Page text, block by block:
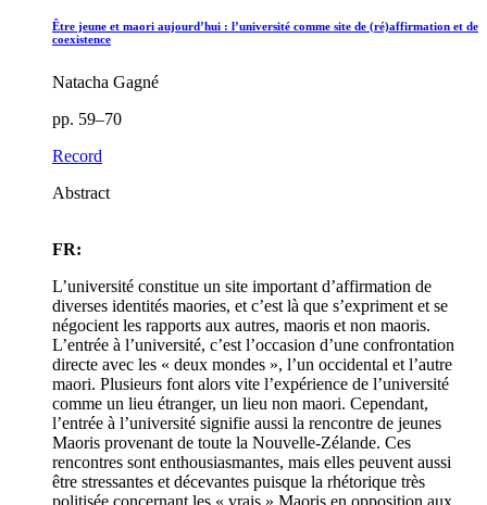
Être jeune et maori aujourd’hui : l’université comme site de (ré)affirmation et de
coexistence
Natacha Gagné
pp. 59–70
Record
Abstract
FR:
L’université constitue un site important d’affirmation de
diverses identités maories, et c’est là que s’expriment et se
négocient les rapports aux autres, maoris et non maoris.
L’entrée à l’université, c’est l’occasion d’une confrontation
directe avec les « deux mondes », l’un occidental et l’autre
maori. Plusieurs font alors vite l’expérience de l’université
comme un lieu étranger, un lieu non maori. Cependant,
l’entrée à l’université signifie aussi la rencontre de jeunes
Maoris provenant de toute la Nouvelle-Zélande. Ces
rencontres sont enthousiasmantes, mais elles peuvent aussi
être stressantes et décevantes puisque la rhétorique très
politisée concernant les « vrais » Maoris en opposition aux